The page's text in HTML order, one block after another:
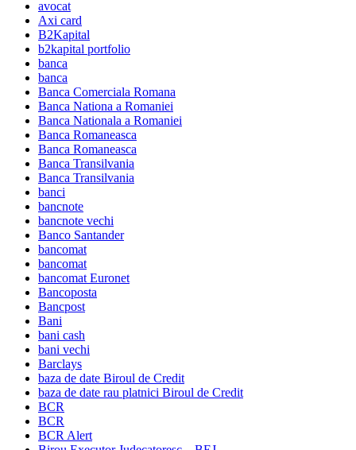
avocat
Axi card
B2Kapital
b2kapital portfolio
banca
banca
Banca Comerciala Romana
Banca Nationa a Romaniei
Banca Nationala a Romaniei
Banca Romaneasca
Banca Romaneasca
Banca Transilvania
Banca Transilvania
banci
bancnote
bancnote vechi
Banco Santander
bancomat
bancomat
bancomat Euronet
Bancoposta
Bancpost
Bani
bani cash
bani vechi
Barclays
baza de date Biroul de Credit
baza de date rau platnici Biroul de Credit
BCR
BCR
BCR Alert